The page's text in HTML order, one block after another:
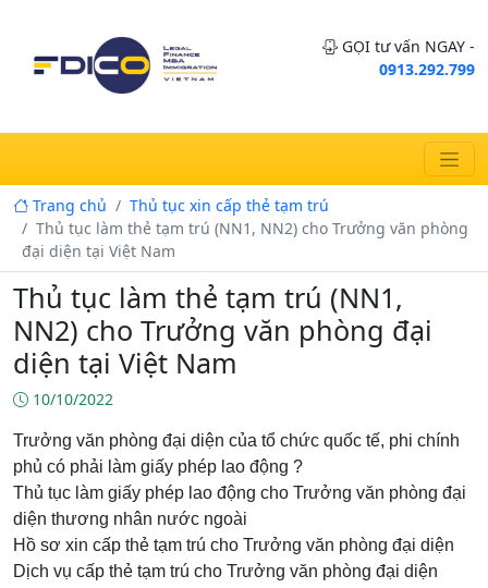
GỌI tư vấn NGAY -
0913.292.799
Trang chủ
Thủ tục xin cấp thẻ tạm trú
Thủ tục làm thẻ tạm trú (NN1, NN2) cho Trưởng văn phòng
đại diện tại Việt Nam
Thủ tục làm thẻ tạm trú (NN1,
NN2) cho Trưởng văn phòng đại
diện tại Việt Nam
10/10/2022
Trưởng văn phòng đại diện của tổ chức quốc tế, phi chính
phủ có phải làm giấy phép lao động ?
Thủ tục làm giấy phép lao động cho Trưởng văn phòng đại
diện thương nhân nước ngoài
Hồ sơ xin cấp thẻ tạm trú cho Trưởng văn phòng đại diện
Dịch vụ cấp thẻ tạm trú cho Trưởng văn phòng đại diện